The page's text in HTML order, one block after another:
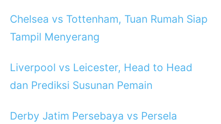
Chelsea vs Tottenham, Tuan Rumah Siap
Tampil Menyerang
Liverpool vs Leicester, Head to Head
dan Prediksi Susunan Pemain
Derby Jatim Persebaya vs Persela